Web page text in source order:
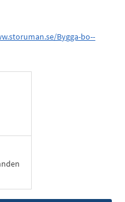
Bygga-bo--